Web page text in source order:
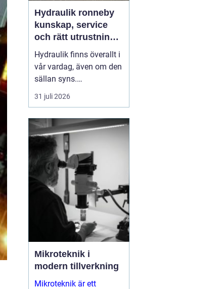
Hydraulik ronneby
kunskap, service
och rätt utrustning
när det behövs som
mest
Hydraulik finns överallt i
vår vardag, även om den
sällan syns.
Skogsmaskiner,
lantbruksmaskiner,
industrilinjer och sågverk
är alla beroende av
välfungerande
hydrauliska system. När
en slang brister eller en
cylinder läcker stanna...
31 juli 2026
Mikroteknik i
modern tillverkning
Mikroteknik är ett